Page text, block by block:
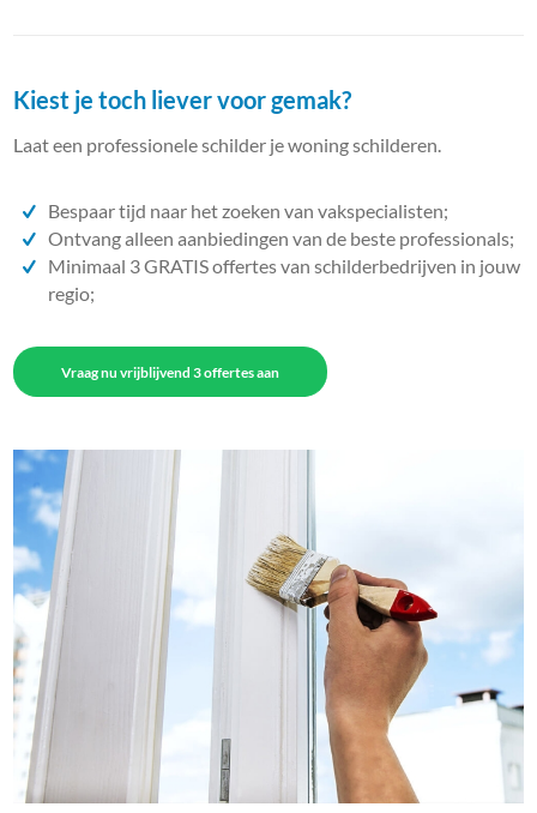
Kiest je toch liever voor gemak?
Laat een professionele schilder je woning schilderen.
Bespaar tijd naar het zoeken van vakspecialisten;
Ontvang alleen aanbiedingen van de beste professionals;
Minimaal 3 GRATIS offertes van schilderbedrijven in jouw
regio;
Vraag nu vrijblijvend 3 offertes aan